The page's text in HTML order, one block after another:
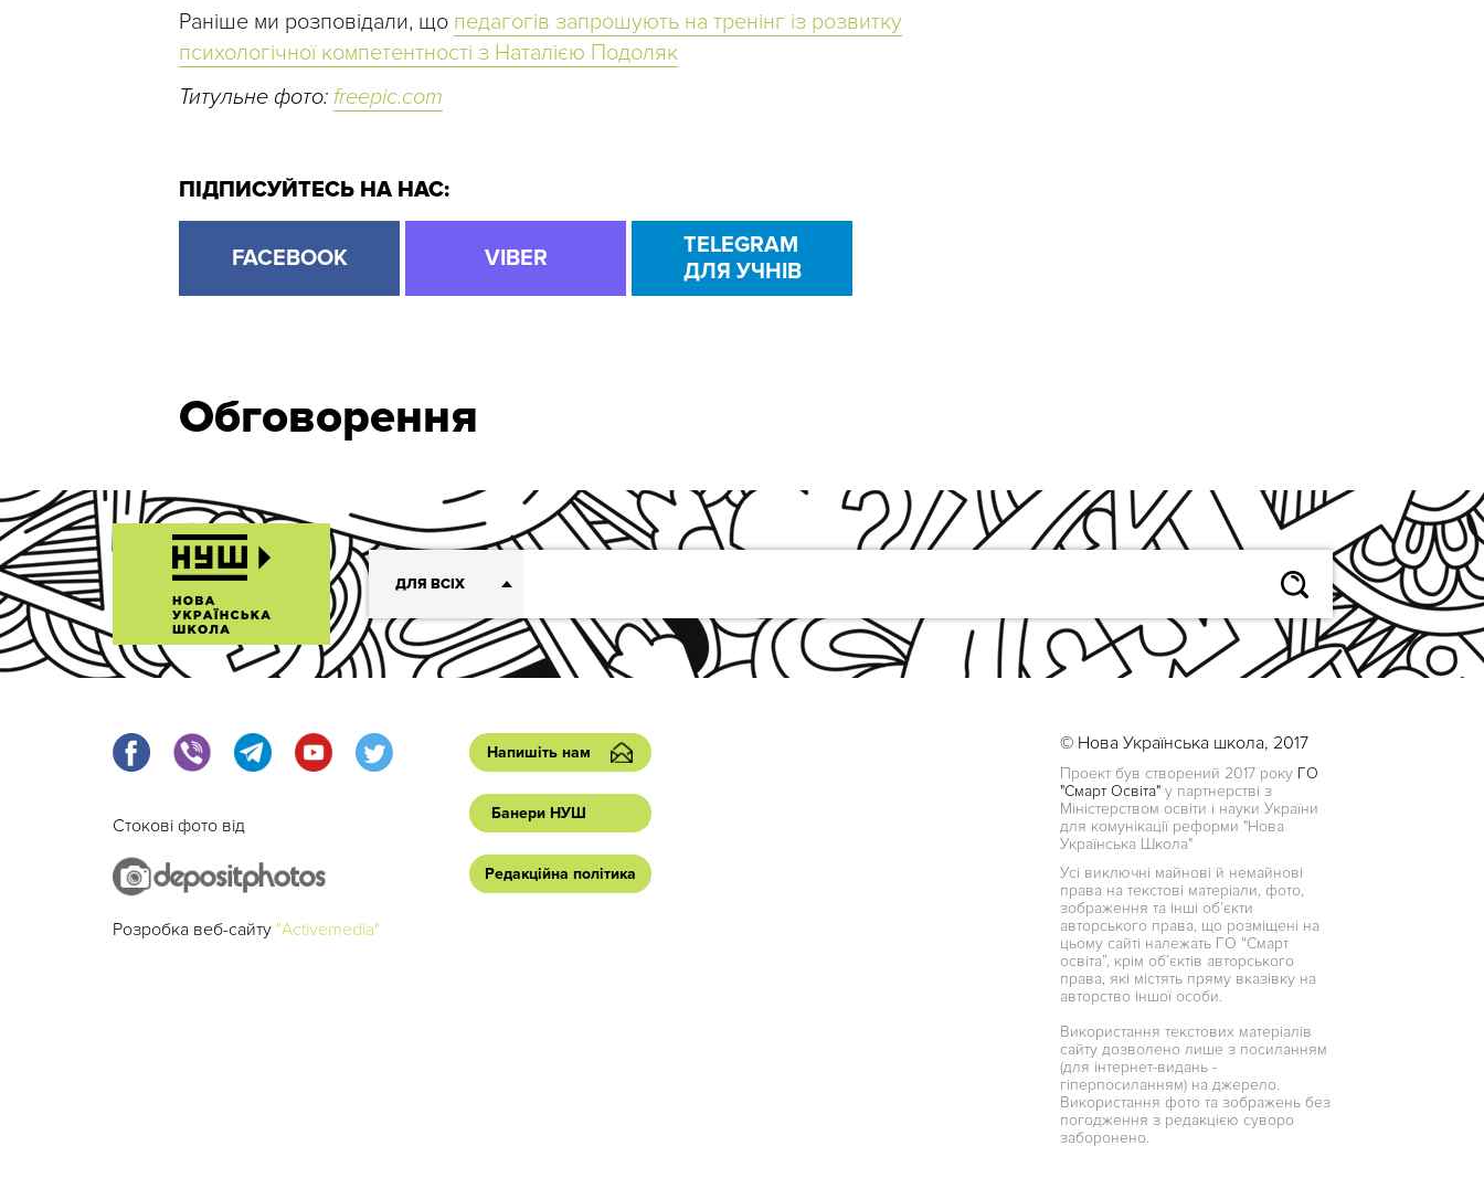
Раніше ми розповідали, що педагогів запрошують на тренінг із розвитку
психологічної компетентності з Наталією Подоляк
Титульне фото: freepic.com
ПІДПИСУЙТЕСЬ НА НАС:
FACEBOOK VIBER
TELEGRAM
ДЛЯ УЧНІВ
Обговорення
ДЛЯ ВСІХ
Стокові фото від
Розробка веб-сайту "Activemedia"
Напишіть нам
Банери НУШ
Редакційна політика
© Нова Українська школа, 2017
Проект був створений 2017 року ГО
"Смарт Освіта" у партнерстві з
Міністерством освіти і науки України
для комунікації реформи "Нова
Українська Школа"
Усі виключні майнові й немайнові
права на текстові матеріали, фото,
зображення та інші об’єкти
авторського права, що розміщені на
цьому сайті належать ГО “Смарт
освіта”, крім об’єктів авторського
права, які містять пряму вказівку на
авторство іншої особи.
Використання текстових матеріалів
сайту дозволено лише з посиланням
(для інтернет-видань -
гіперпосиланням) на джерело.
Використання фото та зображень без
погодження з редакцією суворо
заборонено.